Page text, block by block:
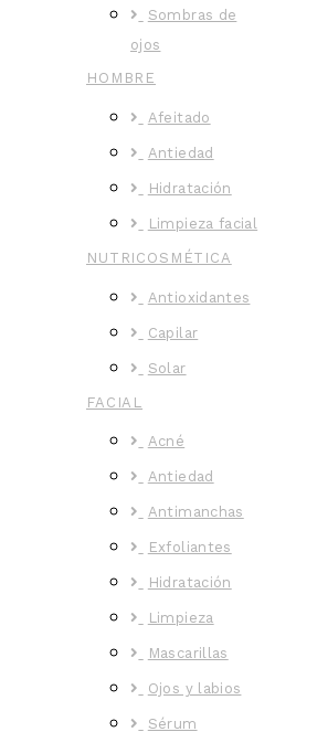
Sombras de
ojos
HOMBRE
Afeitado
Antiedad
Hidratación
Limpieza facial
NUTRICOSMÉTICA
Antioxidantes
Capilar
Solar
FACIAL
Acné
Antiedad
Antimanchas
Exfoliantes
Hidratación
Limpieza
Mascarillas
Ojos y labios
Sérum